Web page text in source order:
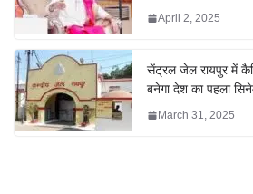
April 2, 2025
सेंट्रल जेल रायपुर में
बनेगा देश का पहला
March 31, 2025